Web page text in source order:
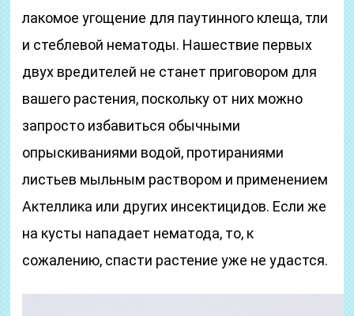
лакомое угощение для паутинного клеща, тли
и стеблевой нематоды. Нашествие первых
двух вредителей не станет приговором для
вашего растения, поскольку от них можно
запросто избавиться обычными
опрыскиваниями водой, протираниями
листьев мыльным раствором и применением
Актеллика или других инсектицидов. Если же
на кусты нападает нематода, то, к
сожалению, спасти растение уже не удастся.